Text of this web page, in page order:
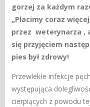
gorzej za każdym
„Płacimy coraz
przez weterynarza ,
się przyjęciem
pies był zdrowy!
Przewlekłe infekcje
występująca
cierpiących z powodu